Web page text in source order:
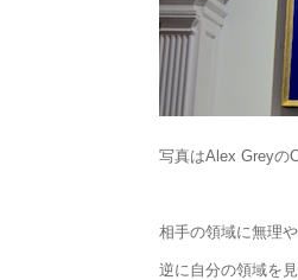
写真はAlex Greyの
相手の領域に無理
逆に自分の領域を